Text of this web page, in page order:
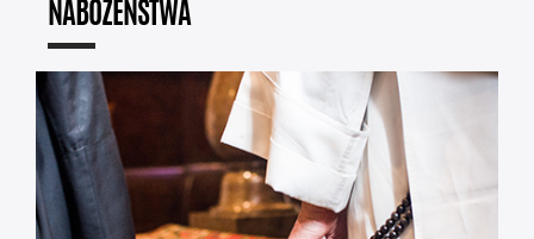
NABOŻEŃSTWA